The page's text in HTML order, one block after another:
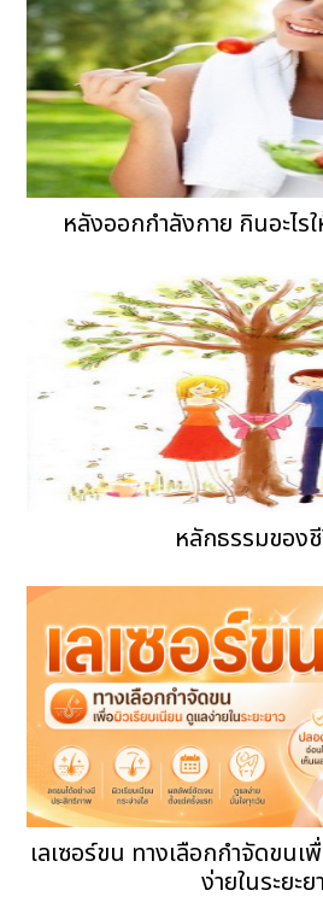
หลังออกกำลังกาย กินอะไร
หลักธรรมของ
เลเซอร์ขน ทางเลือกกำจัดขน
ง่ายในระยะย